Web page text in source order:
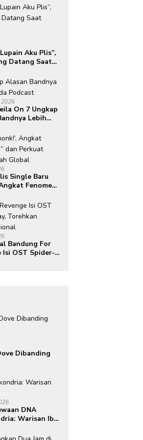
Aku Plis”,
Datang Saat
On 7 Ungkap
Lebih
Single Baru
Fenomena
di Kancah
Bandung For
Isi OST Spider-
Dibanding
DNA
Warisan Ibu